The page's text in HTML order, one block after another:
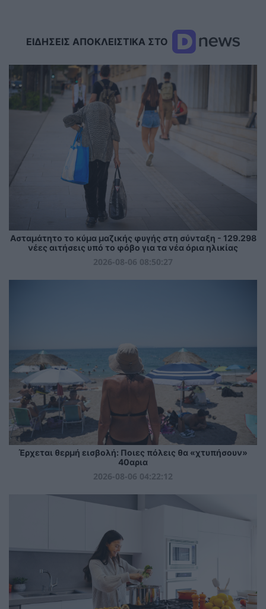
ΕΙΔΗΣΕΙΣ ΑΠΟΚΛΕΙΣΤΙΚΑ ΣΤΟ
Ασταμάτητο το κύμα μαζικής φυγής στη σύνταξη - 129.298
νέες αιτήσεις υπό το φόβο για τα νέα όρια ηλικίας
2026-08-06 08:50:27
Έρχεται θερμή εισβολή: Ποιες πόλεις θα «χτυπήσουν»
40αρια
2026-08-06 04:22:12